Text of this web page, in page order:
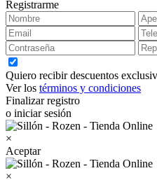
Registrarme
Quiero recibir descuentos
Ver los términos y condiciones
Finalizar registro
o iniciar sesión
×
Aceptar
×